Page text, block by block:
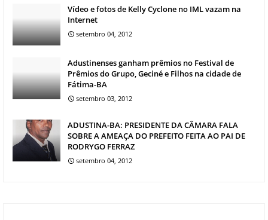
Vídeo e fotos de Kelly Cyclone no IML vazam na
Internet
setembro 04, 2012
Adustinenses ganham prêmios no Festival de
Prêmios do Grupo, Geciné e Filhos na cidade de
Fátima-BA
setembro 03, 2012
ADUSTINA-BA: PRESIDENTE DA CÂMARA FALA
SOBRE A AMEAÇA DO PREFEITO FEITA AO PAI DE
RODRYGO FERRAZ
setembro 04, 2012